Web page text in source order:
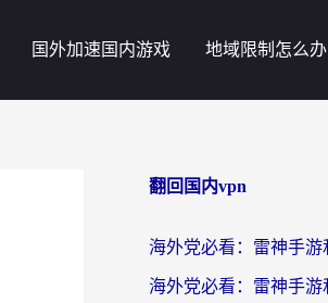
国外加速国内游戏 地域限制怎么办
翻回国内vpn